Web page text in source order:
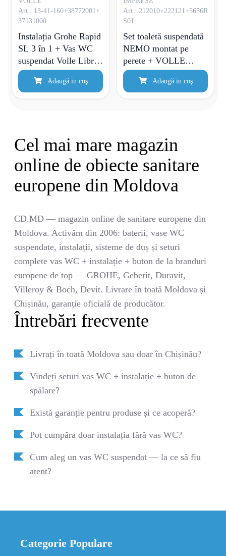
Art.: 13-41-160+38772001+
37131000
Instalația Grohe Rapid
SL 3 în 1 + Vas WC
suspendat Volle Libra
Rimless + Rezervor de
toaletă + Placă de
Adaugă in coş
Art.: 212010+222121+5656R
S01
Set toaletă suspendată
NEMO montat pe
perete + VOLLE
MASTER EVO cu
buton VISO EVO alb
Adaugă in coş
Cel mai mare magazin
online de obiecte sanitare
europene din Moldova
CD.MD — magazin online de sanitare europene din
Moldova. Activăm din 2006: baterii, vase WC
suspendate, instalații, sisteme de duș și seturi
complete vas WC + instalație + buton de la branduri
europene de top — GROHE, Geberit, Duravit,
Villeroy & Boch, Devit. Livrare în toată Moldova și
Chișinău, garanție oficială de producător.
Întrebări frecvente
Livrați în toată Moldova sau doar în Chișinău?
Vindeți seturi vas WC + instalație + buton de
spălare?
Există garanție pentru produse și ce acoperă?
Pot cumpăra doar instalația fără vas WC?
Cum aleg un vas WC suspendat — la ce să fiu
atent?
Categorie Populare